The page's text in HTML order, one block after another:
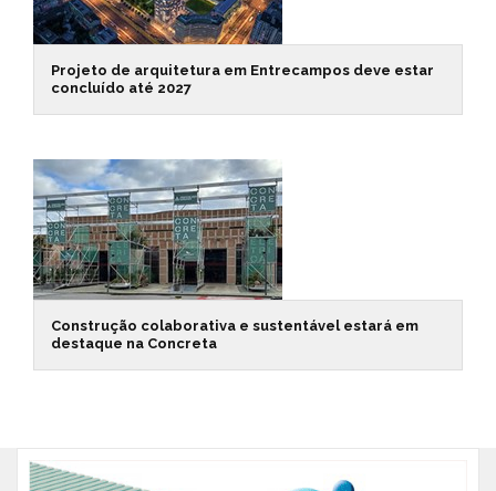
Projeto de arquitetura em Entrecampos deve estar
concluído até 2027
Construção colaborativa e sustentável estará em
destaque na Concreta